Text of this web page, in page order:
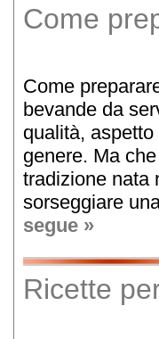
Come
Come
bevande da
qualità,
genere. Ma
tradizione nata
sorseggiare
segue »
Ricette